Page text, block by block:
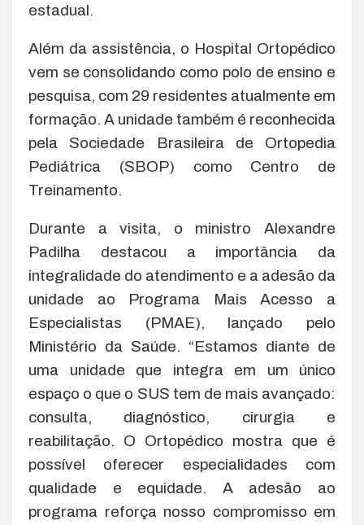
estadual.
Além da assistência, o Hospital Ortopédico
vem se consolidando como polo de ensino e
pesquisa, com 29 residentes atualmente em
formação. A unidade também é reconhecida
pela Sociedade Brasileira de Ortopedia
Pediátrica (SBOP) como Centro de
Treinamento.
Durante a visita, o ministro Alexandre
Padilha destacou a importância da
integralidade do atendimento e a adesão da
unidade ao Programa Mais Acesso a
Especialistas (PMAE), lançado pelo
Ministério da Saúde. “Estamos diante de
uma unidade que integra em um único
espaço o que o SUS tem de mais avançado:
consulta, diagnóstico, cirurgia e
reabilitação. O Ortopédico mostra que é
possível oferecer especialidades com
qualidade e equidade. A adesão ao
programa reforça nosso compromisso em